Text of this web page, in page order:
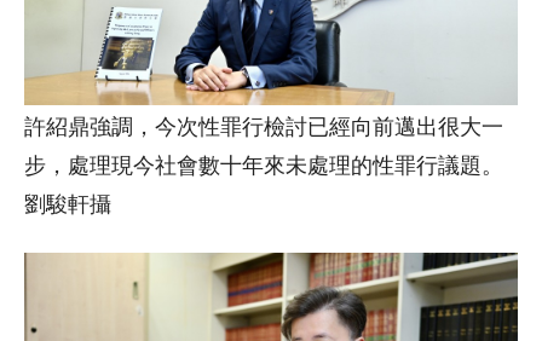
許紹鼎強調，今次性罪行檢討已經向前邁出很大一
步，處理現今社會數十年來未處理的性罪行議題。
劉駿軒攝